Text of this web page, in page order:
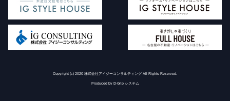
アイジー不動産について
家探し+家づくり
価格査定・買取査定 よくある質問
Instagram
コラム
査定依頼フォーム
お問い合わせ
Copyright (c) 2020 株式会社アイジーコンサルティング All Rights Reserved.
Produced by D-Grip システム